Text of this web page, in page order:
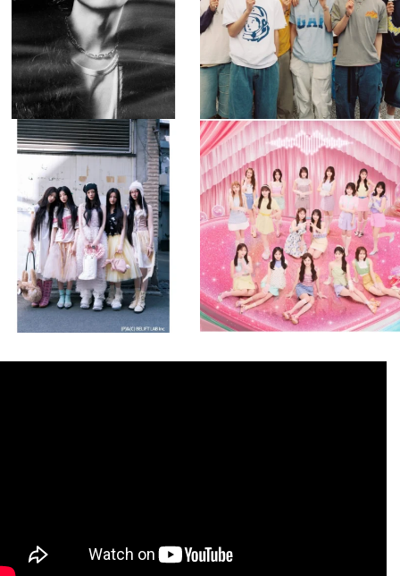
musicjapantv
💡8月特番放送決定！
8月 4
1 0
musicjapantv
💡8月特番放送決定！
...
8月 4
1 0